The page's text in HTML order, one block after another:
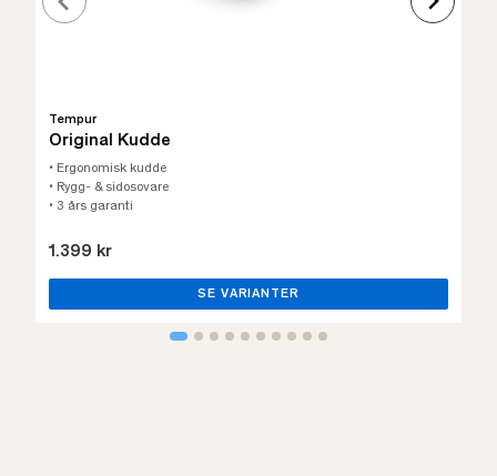
Tempur
Original Kudde
• Ergonomisk kudde
• Rygg- & sidosovare
• 3 års garanti
1.399 kr
SE VARIANTER